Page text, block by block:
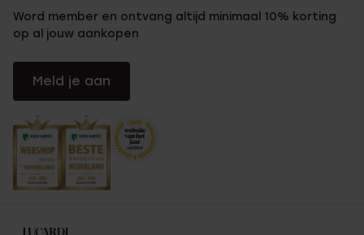
Word member en ontvang altijd minimaal 10% korting
op al jouw aankopen
Meld je aan